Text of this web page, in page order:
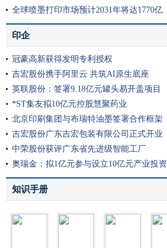
全球喷墨打印市场预计2031年将达1770亿
印企
冠豪高新获得发明专利授权
吉宏股份携手阿里云 共筑AI原生底座
英联股份：签署9.18亿元罐头易开盖项目
*ST集友拟10亿元控股慧聚药业
北京印刷集团与布瑞特油墨签署合作框架
吉宏股份广东吉宏包装有限公司正式开业
中荣股份获评广东省先进级智能工厂
奥瑞金：拟1亿元参与设立10亿元产业投资
知识手册